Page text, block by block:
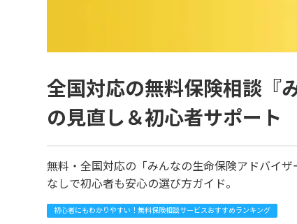
全国対応の無料保険相談『
の見直し＆初心者サポート
無料・全国対応の「みんなの生命保険アドバイ
なしで初心者も安心の選び方ガイド。
初心者にもわかりやすい！無料保険相談サービスおすすめランキング